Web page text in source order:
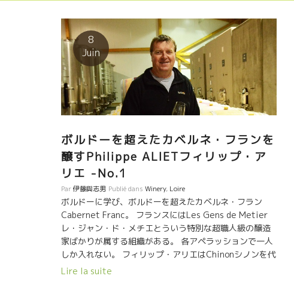
8
Juin
ボルドーを超えたカベルネ・フランを
醸すPhilippe ALIETフィリップ・ア
リエ -No.1
Par伊藤與志男 Publié dans Winery, Loire
ボルドーに学び、ボルドーを超えたカベルネ・フラン
Cabernet Franc。 フランスにはLes Gens de Metier
レ・ジャン・ド・メチエとういう特別な超職人級の醸造
家ばかりが属する組織がある。 各アペラッションで一人
しか入れない。 フィリップ・アリエはChinonシノンを代
表してこの組織に属している。 シノンの最高レベルの醸
Lire la suite